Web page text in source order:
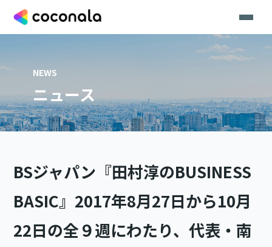
NEWS
ニュース
BSジャパン『田村淳のBUSINESS
BASIC』2017年8月27日から10月
22日の全９週にわたり、代表・南